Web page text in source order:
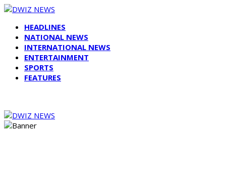
HEADLINES
NATIONAL NEWS
INTERNATIONAL NEWS
ENTERTAINMENT
SPORTS
FEATURES